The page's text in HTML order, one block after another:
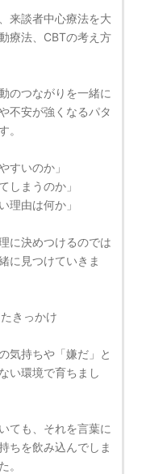
来談者中心療法を大
療法、CBTの考え方
のつながりを一緒に
不安が強くなるパタ
。
すいのか」
しまうのか」
理由は何か」
に決めつけるのでは
に見つけていきま
きっかけ
気持ちや「嫌だ」と
い環境で育ちまし
ても、それを言葉に
ちを飲み込んでしま
。